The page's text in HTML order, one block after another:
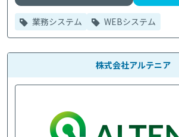
業務システム WEBシステム
株式会社アルテニア